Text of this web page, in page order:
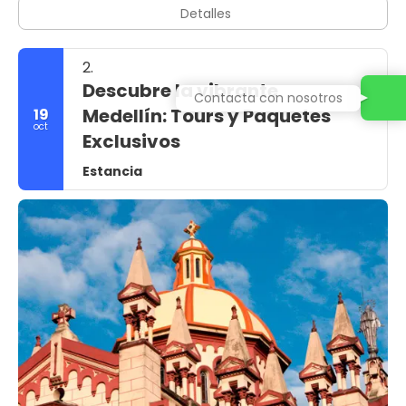
Detalles
19
oct
2.
Descubre la vibrante
Medellín: Tours y Paquetes
Exclusivos
Estancia
Contacta con nosotros